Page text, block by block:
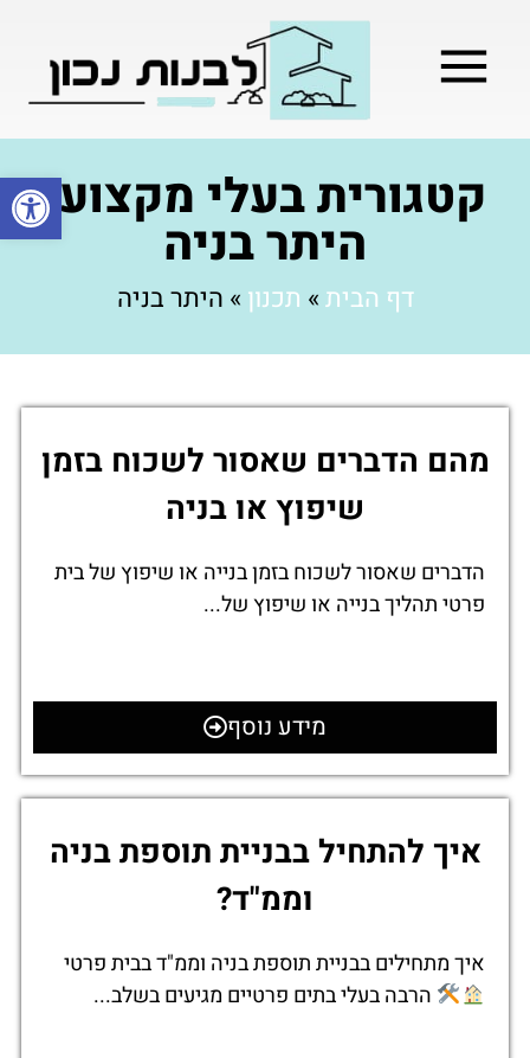
פתחקטגורית בעלי מקצוע:
היתר בניה
דף הבית» תכנון » היתר בניה
מהם הדברים שאסור לשכוח בזמן
שיפוץ או בניה
הדברים שאסור לשכוח בזמן בנייה או שיפוץ של בית
פרטי תהליך בנייה או שיפוץ של...
מידע נוסף
איך להתחיל בבניית תוספת בניה
וממ"ד?
איך מתחילים בבניית תוספת בניה וממ"ד בבית פרטי
הרבה בעלי בתים פרטיים מגיעים בשלב...